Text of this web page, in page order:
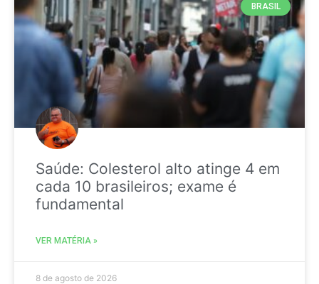
BRASIL
Saúde: Colesterol alto atinge 4 em
cada 10 brasileiros; exame é
fundamental
VER MATÉRIA »
8 de agosto de 2026